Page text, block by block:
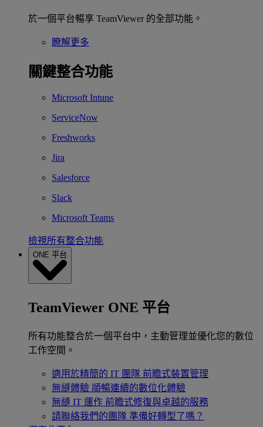
於一個平台暢享 TeamViewer 的全部功能。
瞭解更多
關鍵整合功能
Microsoft Intune
ServiceNow
Freshworks
Jira
Salesforce
Slack
Microsoft Teams
檢視所有整合功能
ONE 平台
TeamViewer ONE 平台
所有功能整合於一個平台中，主動管理並優化您的數位
工作空間。
適用於精簡的 IT 團隊 前瞻式裝置管理
無縫體驗 順暢連續的數位化體驗
無縫 IT 運作 前瞻式修復與卓越的服務
請聯絡我們的團隊 準備好轉型了嗎？